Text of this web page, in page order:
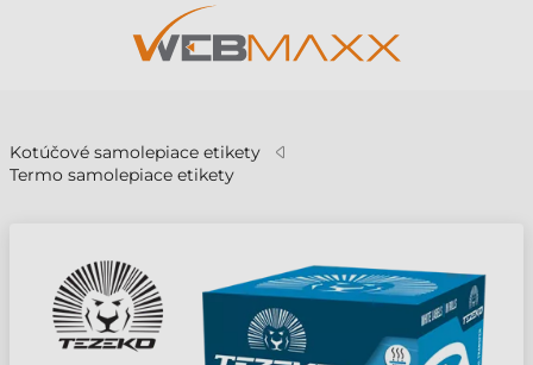
Kotúčové samolepiace etikety
Termo samolepiace etikety